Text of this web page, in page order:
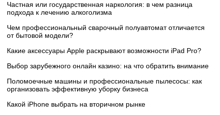
Частная или государственная наркология: в чем разница
подхода к лечению алкоголизма
Чем профессиональный сварочный полуавтомат отличается
от бытовой модели?
Какие аксессуары Apple раскрывают возможности iPad Pro?
Выбор зарубежного онлайн казино: на что обратить внимание
Поломоечные машины и профессиональные пылесосы: как
организовать эффективную уборку бизнеса
Какой iPhone выбрать на вторичном рынке